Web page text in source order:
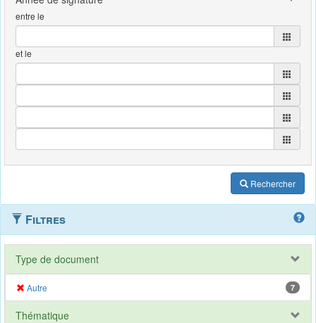
entre le
et le
Rechercher
Filtres
Type de document
Autre 7
Thématique